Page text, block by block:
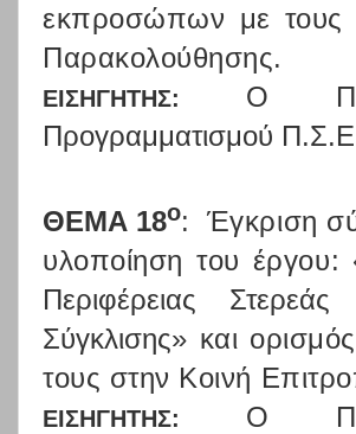
εκπροσώπων με τους
Παρακολούθησης.
ΕΙΣΗΓΗΤΗΣ: Ο
Προγραμματισμού
ΘΕΜΑ 18ο:
Έγκριση
υλοποίηση του έργου:
Περιφέρειας
Σύγκλισης» και
τους στην Κοινή
ΕΙΣΗΓΗΤΗΣ: Ο